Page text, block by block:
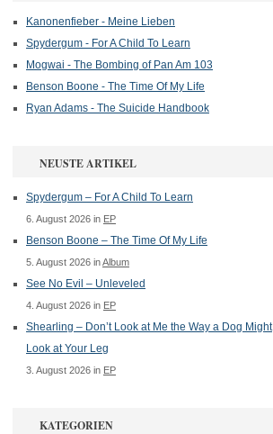
Kanonenfieber - Meine Lieben
Spydergum - For A Child To Learn
Mogwai - The Bombing of Pan Am 103
Benson Boone - The Time Of My Life
Ryan Adams - The Suicide Handbook
NEUSTE ARTIKEL
Spydergum – For A Child To Learn
6. August 2026 in EP
Benson Boone – The Time Of My Life
5. August 2026 inAlbum
See No Evil – Unleveled
4. August 2026 in EP
Shearling – Don’t Look at Me the Way a Dog Might
Look at Your Leg
3. August 2026 in EP
KATEGORIEN